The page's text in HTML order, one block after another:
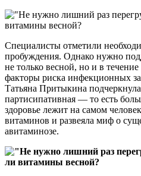
Специалисты отметили
пробуждения. Однако нужно
не только весной, но и в
факторы риска инфекционных
Татьяна Притыкина
партисипативная — то есть
здоровье лежит на самом
витаминов и развеяла миф о
авитаминозе.